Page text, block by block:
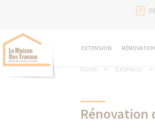
EXTENSION
Home Extension
Rénovation